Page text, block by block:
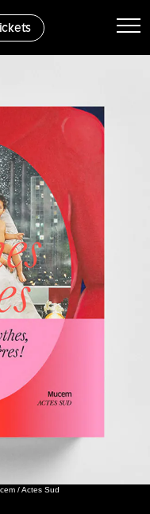
/ Actes Sud